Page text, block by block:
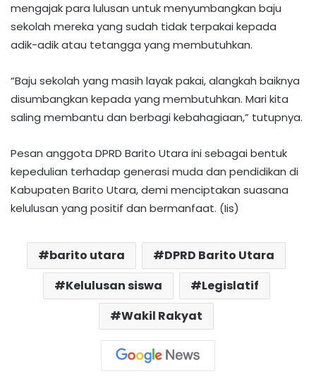
mengajak para lulusan untuk menyumbangkan baju
sekolah mereka yang sudah tidak terpakai kepada
adik-adik atau tetangga yang membutuhkan.
“Baju sekolah yang masih layak pakai, alangkah baiknya
disumbangkan kepada yang membutuhkan. Mari kita
saling membantu dan berbagi kebahagiaan,” tutupnya.
Pesan anggota DPRD Barito Utara ini sebagai bentuk
kepedulian terhadap generasi muda dan pendidikan di
Kabupaten Barito Utara, demi menciptakan suasana
kelulusan yang positif dan bermanfaat. (Iis)
barito utara
DPRD Barito Utara
Kelulusan siswa
Legislatif
Wakil Rakyat